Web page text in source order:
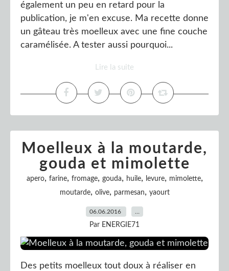
également un peu en retard pour la
publication, je m'en excuse. Ma recette donne
un gâteau très moelleux avec une fine couche
caramélisée. A tester aussi pourquoi...
Lire la suite
Moelleux à la moutarde,
gouda et mimolette
apero, farine, fromage, gouda, huile, levure, mimolette,
moutarde, olive, parmesan, yaourt
06.06.2016
Par ENERGIE71
Des petits moelleux tout doux à réaliser en